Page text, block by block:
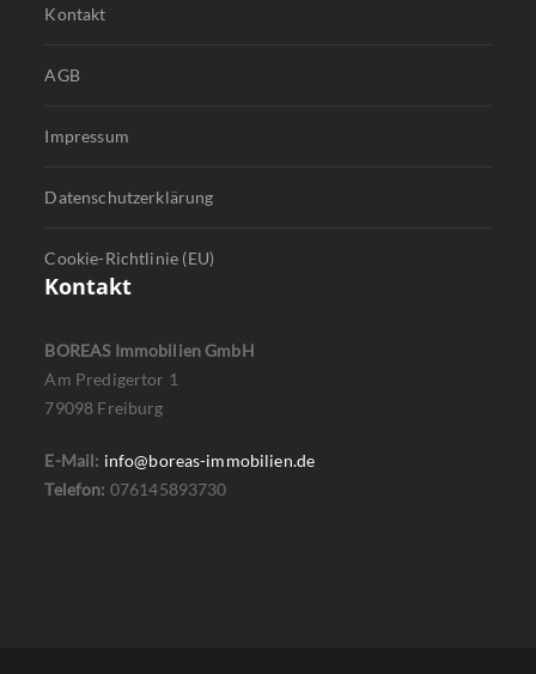
Kontakt
AGB
Impressum
Datenschutzerklärung
Cookie-Richtlinie (EU)
Kontakt
BOREAS Immobilien GmbH
Am Predigertor 1
79098 Freiburg
E-Mail: info@boreas-immobilien.de
Telefon: 076145893730